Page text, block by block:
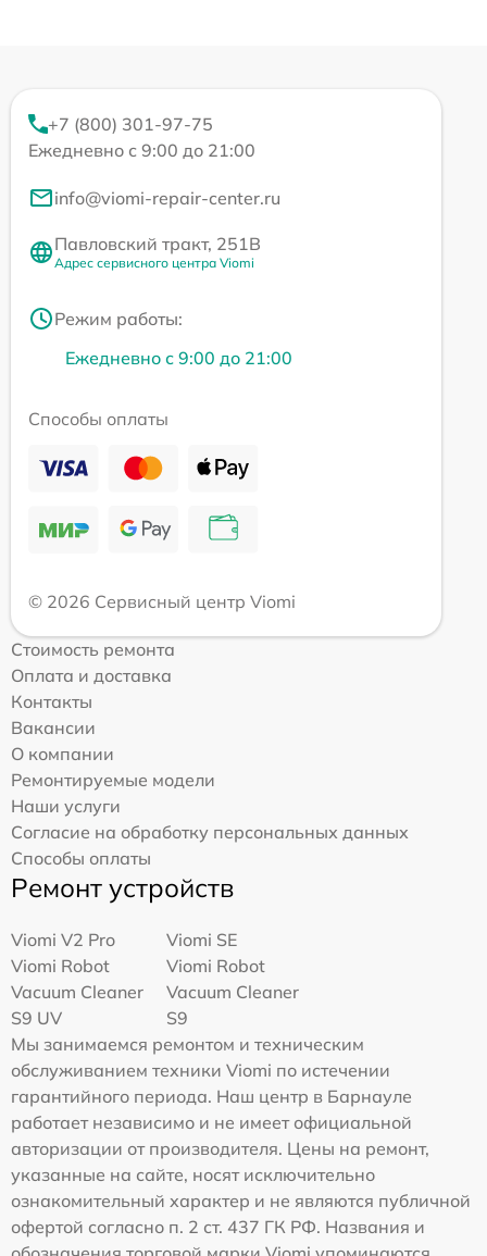
+7 (800) 301-97-75
Ежедневно с 9:00 до 21:00
info@viomi-repair-center.ru
Павловский тракт, 251В
Адрес сервисного центра Viomi
Режим работы:
Ежедневно с 9:00 до 21:00
Способы оплаты
© 2026 Сервисный центр Viomi
Стоимость ремонта
Оплата и доставка
Контакты
Вакансии
О компании
Ремонтируемые модели
Наши услуги
Согласие на обработку персональных данных
Способы оплаты
Ремонт устройств
Viomi V2 Pro
Viomi SE
Viomi Robot
Vacuum Cleaner
S9 UV
Viomi Robot
Vacuum Cleaner
S9
Мы занимаемся ремонтом и техническим
обслуживанием техники Viomi по истечении
гарантийного периода. Наш центр в Барнауле
работает независимо и не имеет официальной
авторизации от производителя. Цены на ремонт,
указанные на сайте, носят исключительно
ознакомительный характер и не являются публичной
офертой согласно п. 2 ст. 437 ГК РФ. Названия и